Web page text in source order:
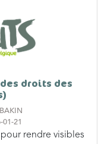
droits des
21
rendre visibles